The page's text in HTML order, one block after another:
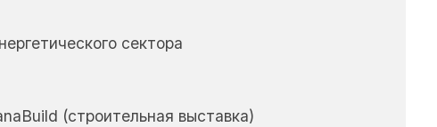
сектора
(строительная выставка)